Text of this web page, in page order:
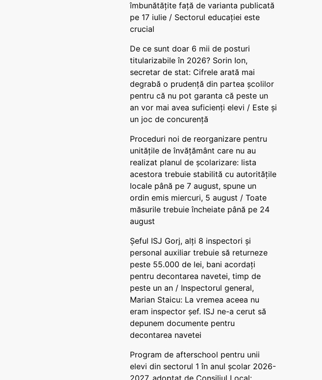
îmbunătățite față de varianta publicată
pe 17 iulie / Sectorul educației este
crucial
De ce sunt doar 6 mii de posturi
titularizabile în 2026? Sorin Ion,
secretar de stat: Cifrele arată mai
degrabă o prudență din partea școlilor
pentru că nu pot garanta că peste un
an vor mai avea suficienți elevi / Este și
un joc de concurență
Proceduri noi de reorganizare pentru
unitățile de învățământ care nu au
realizat planul de școlarizare: lista
acestora trebuie stabilită cu autoritățile
locale până pe 7 august, spune un
ordin emis miercuri, 5 august / Toate
măsurile trebuie încheiate până pe 24
august
Șeful ISJ Gorj, alți 8 inspectori și
personal auxiliar trebuie să returneze
peste 55.000 de lei, bani acordați
pentru decontarea navetei, timp de
peste un an / Inspectorul general,
Marian Staicu: La vremea aceea nu
eram inspector șef. ISJ ne-a cerut să
depunem documente pentru
decontarea navetei
Program de afterschool pentru unii
elevi din sectorul 1 în anul școlar 2026-
2027, adoptat de Consiliul Local: